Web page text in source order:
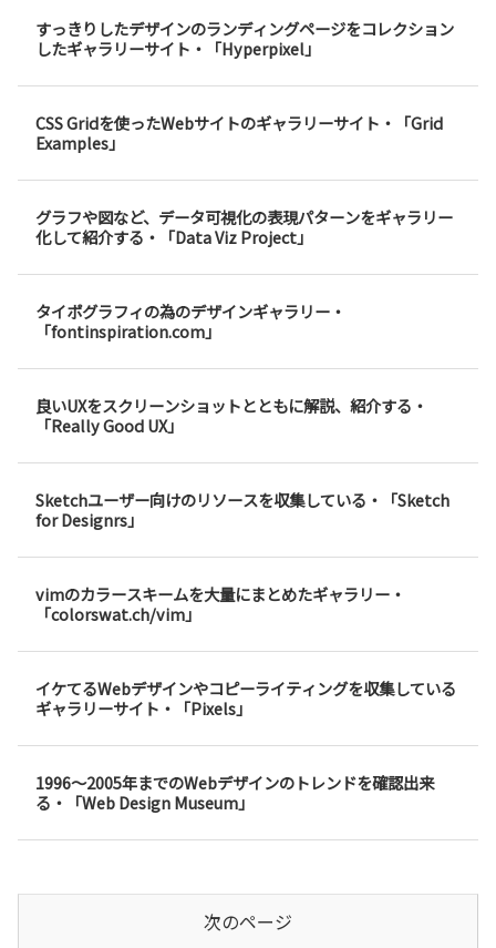
すっきりしたデザインのランディングページをコレクション
したギャラリーサイト・「Hyperpixel」
CSS Gridを使ったWebサイトのギャラリーサイト・「Grid
Examples」
グラフや図など、データ可視化の表現パターンをギャラリー
化して紹介する・「Data Viz Project」
タイポグラフィの為のデザインギャラリー・
「fontinspiration.com」
良いUXをスクリーンショットとともに解説、紹介する・
「Really Good UX」
Sketchユーザー向けのリソースを収集している・「Sketch
for Designrs」
vimのカラースキームを大量にまとめたギャラリー・
「colorswat.ch/vim」
イケてるWebデザインやコピーライティングを収集している
ギャラリーサイト・「Pixels」
1996〜2005年までのWebデザインのトレンドを確認出来
る・「Web Design Museum」
次のページ